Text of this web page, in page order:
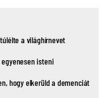
a világhírnevet
isteni
hogy elkerüld a demenciát